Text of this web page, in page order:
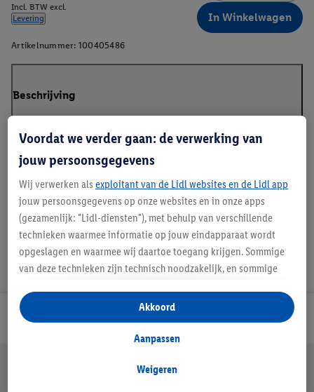
Incl. BTW excl.
Levering
In Winkelwagen
Artikelnummer: 100405486
Beschrijving
*RCS – Recycled Claim Standard
Veilig winkelen
Voordat we verder gaan: de verwerking van
jouw persoonsgegevens
Wij verwerken als exploitant van de Lidl websites en de Lidl app
jouw persoonsgegevens op onze websites en in onze apps
(gezamenlijk: "Lidl-diensten"), met behulp van verschillende
technieken waarmee informatie op jouw eindapparaat wordt
opgeslagen en waarmee wij daartoe toegang krijgen. Sommige
van deze technieken zijn technisch noodzakelijk, en sommige
opslaan van voorkeursinstellingen, het verzamelen en
analyseren van statistieken of voor het tonen van
gepersonaliseerde reclame binnen en buiten de Lidl-diensten.
gegevens over jouw aankoopgedrag in de winkel ook voor de
Weigeren
Aanpassen
Akkoord